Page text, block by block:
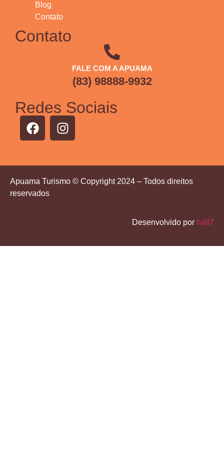
Blog
Contato
Contato
FALE COM A APUAMA
(83) 98888-9932
Redes Sociais
Apuama Turismo © Copyright 2024 – Todos direitos
reservados
Desenvolvido por hall7